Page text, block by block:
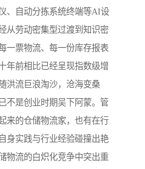
、自动分拣系统终端等AI设
从劳动密集型过渡到知识密
一票物流、每一份库存报表
年前相比已经呈现指数级增
洪流巨浪淘沙，沧海变桑
不是创业时期吴下阿蒙。管
来的仓储物流家，也有在行
身实践与行业经验碰撞出艳
物流的白炽化竞争中突出重